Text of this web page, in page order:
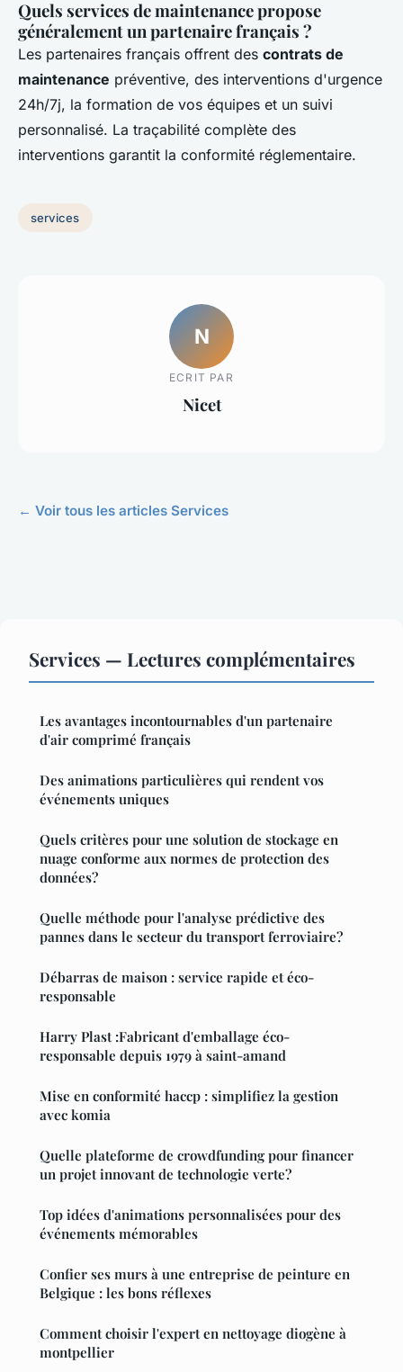
Quels services de maintenance propose
généralement un partenaire français ?
Les partenaires français offrent des contrats de
maintenance préventive, des interventions d'urgence
24h/7j, la formation de vos équipes et un suivi
personnalisé. La traçabilité complète des
interventions garantit la conformité réglementaire.
services
N
ECRIT PAR
Nicet
← Voir tous les articles Services
Services — Lectures complémentaires
Les avantages incontournables d'un partenaire
d'air comprimé français
Des animations particulières qui rendent vos
événements uniques
Quels critères pour une solution de stockage en
nuage conforme aux normes de protection des
données?
Quelle méthode pour l'analyse prédictive des
pannes dans le secteur du transport ferroviaire?
Débarras de maison : service rapide et éco-
responsable
Harry Plast :Fabricant d'emballage éco-
responsable depuis 1979 à saint-amand
Mise en conformité haccp : simplifiez la gestion
avec komia
Quelle plateforme de crowdfunding pour financer
un projet innovant de technologie verte?
Top idées d'animations personnalisées pour des
événements mémorables
Confier ses murs à une entreprise de peinture en
Belgique : les bons réflexes
Comment choisir l'expert en nettoyage diogène à
montpellier